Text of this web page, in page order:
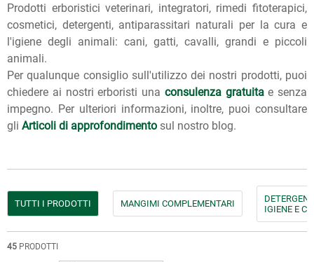
Prodotti erboristici veterinari, integratori, rimedi fitoterapici,
cosmetici, detergenti, antiparassitari naturali per la cura e
l'igiene degli animali: cani, gatti, cavalli, grandi e piccoli
animali.
Per qualunque consiglio sull'utilizzo dei nostri prodotti, puoi
chiedere ai nostri erboristi una consulenza gratuitae senza
impegno. Per ulteriori informazioni, inoltre, puoi consultare
gli Articoli di approfondimento sul nostro blog.
TUTTI I PRODOTTI MANGIMI COMPLEMENTARI
IGIENE E
45 PRODOTTI